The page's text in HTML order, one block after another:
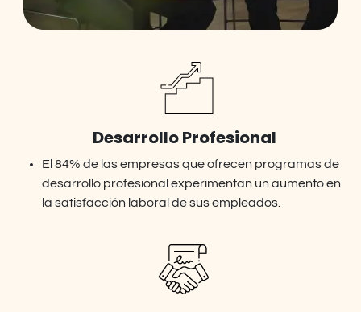
Desarrollo Profesional
El 84% de las empresas que ofrecen programas de
desarrollo profesional experimentan un aumento en
la satisfacción laboral de sus empleados.